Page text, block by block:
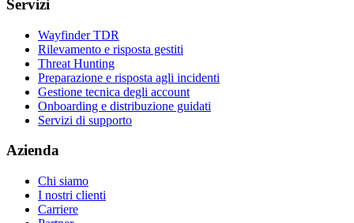
Servizi
Wayfinder TDR
Rilevamento e risposta gestiti
Threat Hunting
Preparazione e risposta agli incidenti
Gestione tecnica degli account
Onboarding e distribuzione guidati
Servizi di supporto
Azienda
Chi siamo
I nostri clienti
Carriere